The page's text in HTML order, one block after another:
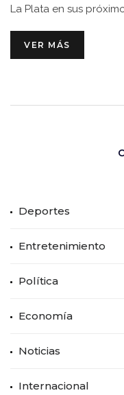
La Plata en sus
VER MÁS
Deportes
Entretenimiento
Política
Economía
Noticias
Internacional